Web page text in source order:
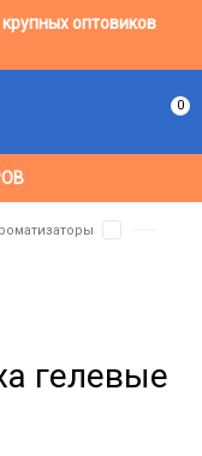
оптовиков
0
гелевые